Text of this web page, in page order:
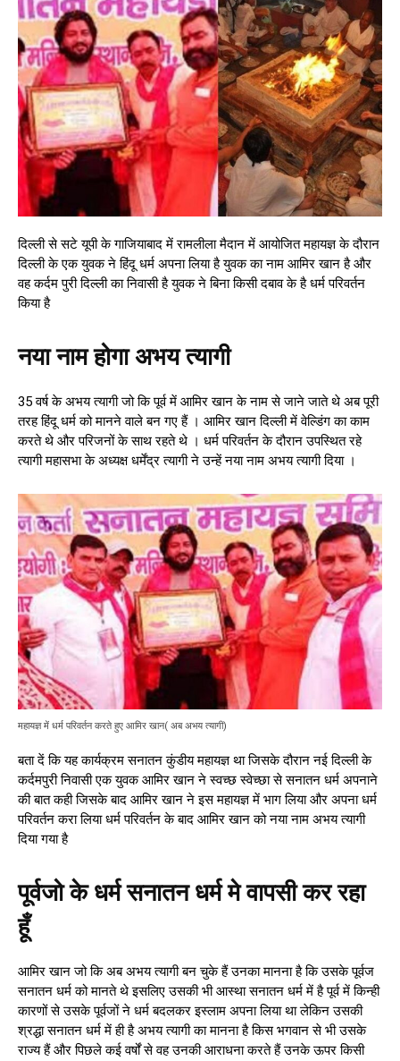
दिल्ली से सटे यूपी के गाजियाबाद में रामलीला मैदान में आयोजित महायज्ञ के दौरान
दिल्ली के एक युवक ने हिंदू धर्म अपना लिया है युवक का नाम आमिर खान है और
वह कर्दम पुरी दिल्ली का निवासी है युवक ने बिना किसी दबाव के है धर्म परिवर्तन
किया है
नया नाम होगा अभय त्यागी
35 वर्ष के अभय त्यागी जो कि पूर्व में आमिर खान के नाम से जाने जाते थे अब पूरी
तरह हिंदू धर्म को मानने वाले बन गए हैं । आमिर खान दिल्ली में वेल्डिंग का काम
करते थे और परिजनों के साथ रहते थे । धर्म परिवर्तन के दौरान उपस्थित रहे
त्यागी महासभा के अध्यक्ष धर्मेंद्र त्यागी ने उन्हें नया नाम अभय त्यागी दिया ।
महायज्ञ में धर्म परिवर्तन करते हुए आमिर खान( अब अभय त्यागी)
बता दें कि यह कार्यक्रम सनातन कुंडीय महायज्ञ था जिसके दौरान नई दिल्ली के
कर्दमपुरी निवासी एक युवक आमिर खान ने स्वच्छ स्वेच्छा से सनातन धर्म अपनाने
की बात कही जिसके बाद आमिर खान ने इस महायज्ञ में भाग लिया और अपना धर्म
परिवर्तन करा लिया धर्म परिवर्तन के बाद आमिर खान को नया नाम अभय त्यागी
दिया गया है
पूर्वजो के धर्म सनातन धर्म मे वापसी कर रहा
हूँ
आमिर खान जो कि अब अभय त्यागी बन चुके हैं उनका मानना है कि उसके पूर्वज
सनातन धर्म को मानते थे इसलिए उसकी भी आस्था सनातन धर्म में है पूर्व में किन्ही
कारणों से उसके पूर्वजों ने धर्म बदलकर इस्लाम अपना लिया था लेकिन उसकी
श्रद्धा सनातन धर्म में ही है अभय त्यागी का मानना है किस भगवान से भी उसके
राज्य हैं और पिछले कई वर्षों से वह उनकी आराधना करते हैं उनके ऊपर किसी